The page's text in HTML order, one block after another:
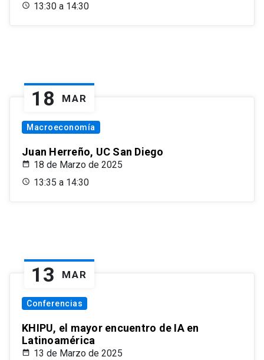
13:30 a 14:30
18 MAR
Macroeconomía
Juan Herreño, UC San Diego
18 de Marzo de 2025
13:35 a 14:30
13 MAR
Conferencias
KHIPU, el mayor encuentro de IA en
Latinoamérica
13 de Marzo de 2025